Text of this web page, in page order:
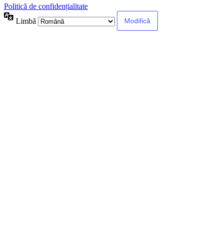
Politică de confidențialitate
Limbă